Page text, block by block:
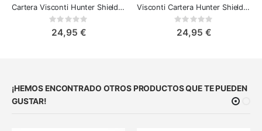
Cartera Visconti Hunter Shield - Elegante Billetera de Cuero tan con Bloqueo RFID
Rating:
24,95 €
Visconti Cartera Hunter Shield Azul
Rating:
24,95 €
¡HEMOS ENCONTRADO OTROS PRODUCTOS QUE TE PUEDEN
GUSTAR!